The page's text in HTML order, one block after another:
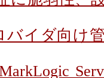
バイダ向け